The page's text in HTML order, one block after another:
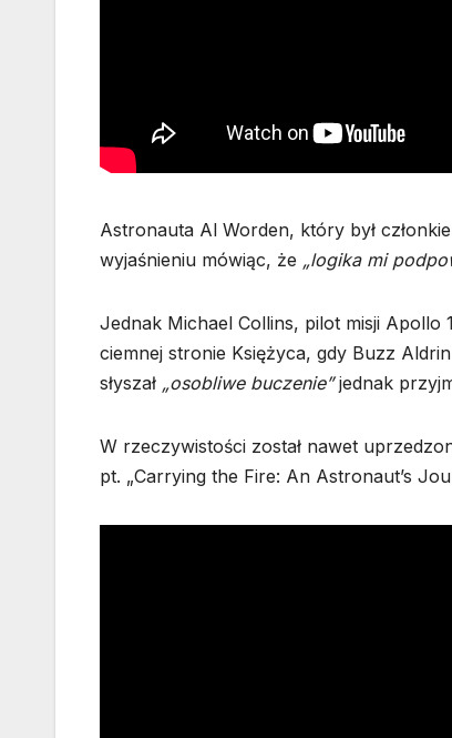
Astronauta Al Worden, który był
wyjaśnieniu mówiąc, że „logika mi
Jednak Michael Collins, pilot misji Apollo
ciemnej stronie Księżyca, gdy Buzz
słyszał „osobliwe buczenie”jednak
W rzeczywistości został nawet
pt. „Carrying the Fire: An Astronaut’s